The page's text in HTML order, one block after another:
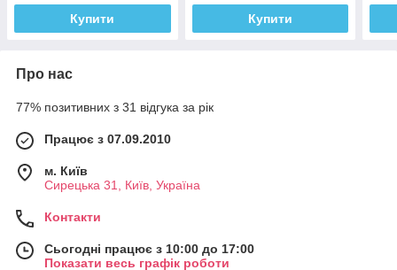
Купити Купити
Про нас
77% позитивних з 31 відгука за рік
Працює з 07.09.2010
м. Київ
Сирецька 31, Київ, Україна
Контакти
Сьогодні працює з 10:00 до 17:00
Показати весь графік роботи